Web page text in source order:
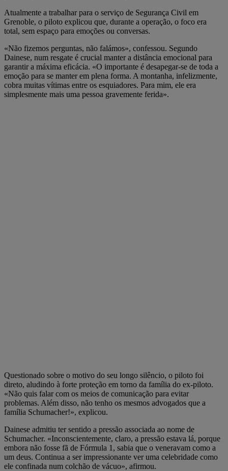
Atualmente a trabalhar para o serviço de Segurança Civil em
Grenoble, o piloto explicou que, durante a operação, o foco era
total, sem espaço para emoções ou conversas.
«Não fizemos perguntas, não falámos», confessou. Segundo
Dainese, num resgate é crucial manter a distância emocional para
garantir a máxima eficácia. «O importante é desapegar-se de toda a
emoção para se manter em plena forma. A montanha, infelizmente,
cobra muitas vítimas entre os esquiadores. Para mim, ele era
simplesmente mais uma pessoa gravemente ferida».
Questionado sobre o motivo do seu longo silêncio, o piloto foi
direto, aludindo à forte proteção em torno da família do ex-piloto.
«Não quis falar com os meios de comunicação para evitar
problemas. Além disso, não tenho os mesmos advogados que a
família Schumacher!», explicou.
Dainese admitiu ter sentido a pressão associada ao nome de
Schumacher. «Inconscientemente, claro, a pressão estava lá, porque
embora não fosse fã de Fórmula 1, sabia que o veneravam como a
um deus. Continua a ser impressionante ver uma celebridade como
ele confinada num colchão de vácuo», afirmou.